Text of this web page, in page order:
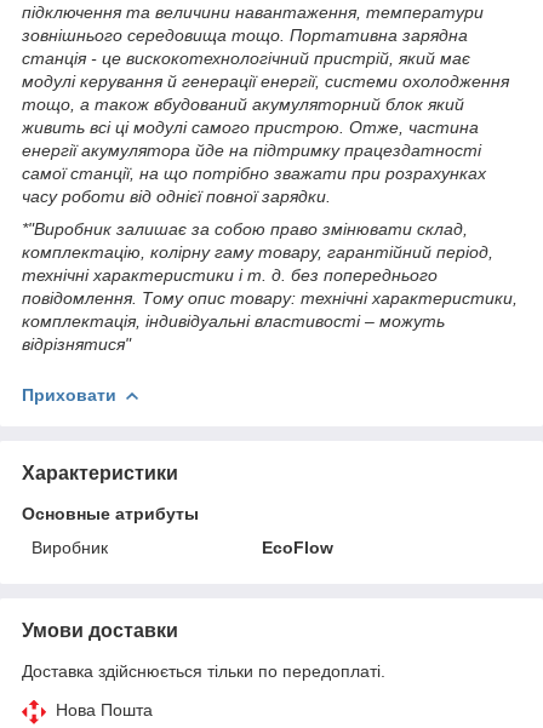
підключення та величини навантаження, температури
зовнішнього середовища тощо. Портативна зарядна
станція - це вискокотехнологічний пристрій, який має
модулі керування й генерації енергії, системи охолодження
тощо, а також вбудований акумуляторний блок який
живить всі ці модулі самого пристрою. Отже, частина
енергії акумулятора йде на підтримку працездатності
самої станції, на що потрібно зважати при розрахунках
часу роботи від однієї повної зарядки.
*"Виробник залишає за собою право змінювати склад,
комплектацію, колірну гаму товару, гарантійний період,
технічні характеристики і т. д. без попереднього
повідомлення. Тому опис товару: технічні характеристики,
комплектація, індивідуальні властивості – можуть
відрізнятися"
Приховати
Характеристики
Основные атрибуты
Виробник
EcoFlow
Умови доставки
Доставка здійснюється тільки по передоплаті.
Нова Пошта